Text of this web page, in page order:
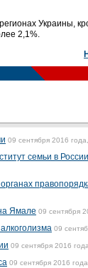
Украины,
2,1%.
09 сентября 2016
семьи в России
Ямале 09 сентября
09
09 сентября 2016
09 сентября 2016